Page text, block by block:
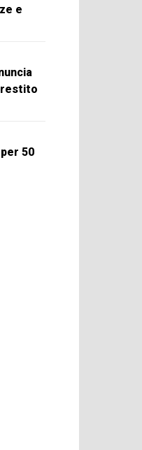
e
50